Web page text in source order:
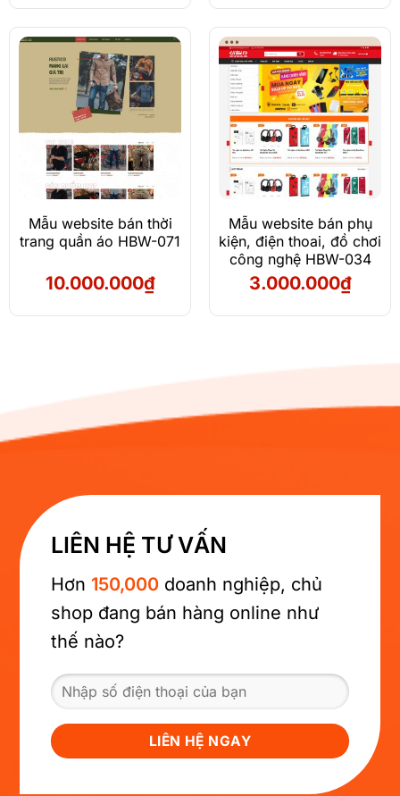
là:
3.000.000₫.
tại
2.500.000₫.
Mẫu website bán thời
trang quần áo HBW-071
10.000.000₫
Mẫu website bán phụ
kiện, điện thoai, đồ chơi
công nghệ HBW-034
3.000.000₫
LIÊN HỆ TƯ VẤN
Hơn 150,000 doanh nghiệp, chủ
shop đang bán hàng online như
thế nào?